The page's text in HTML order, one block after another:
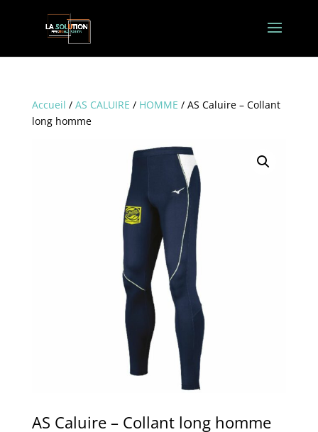
Accueil / AS CALUIRE / HOMME / AS Caluire – Collant
long homme
AS Caluire – Collant long homme